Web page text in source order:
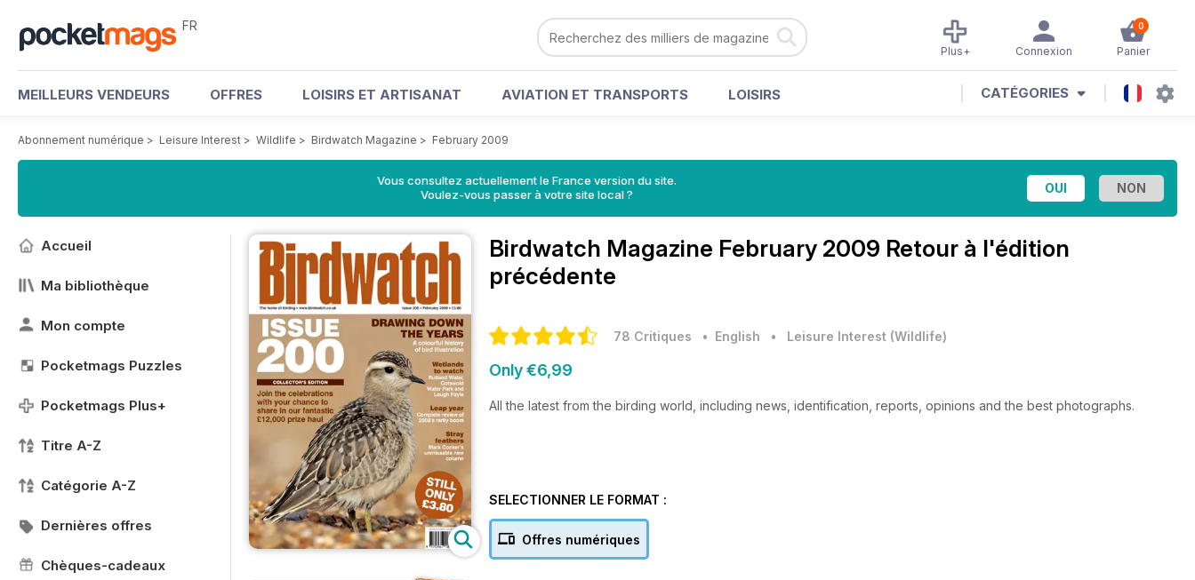
FR 0
Panier
Connexion
Plus+
MEILLEURS VENDEURS OFFRES LOISIRS ET ARTISANAT AVIATION ET TRANSPORTS LOISIRS CATÉGORIES
Abonnement numérique > Leisure Interest > Wildlife > Birdwatch Magazine > February 2009
Vous consultez actuellement le France version du site.
Voulez-vous passer à votre site local ?
Accueil
Ma bibliothèque
Mon compte
Pocketmags Puzzles
Pocketmags Plus+
Titre A-Z
Catégorie A-Z
Dernières offres
Chèques-cadeaux
Birdwatch Magazine February 2009 Retour à l'édition
précédente
78 Critiques • English • Leisure Interest (Wildlife)
Only €6,99
All the latest from the birding world, including news, identification, reports, opinions and the best photographs.
SELECTIONNER LE FORMAT :
Offres numériques